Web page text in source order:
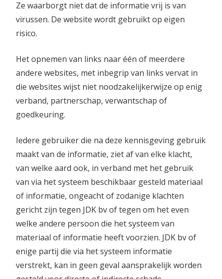
Ze waarborgt niet dat de informatie vrij is van
virussen. De website wordt gebruikt op eigen
risico.
Het opnemen van links naar één of meerdere
andere websites, met inbegrip van links vervat in
die websites wijst niet noodzakelijkerwijze op enig
verband, partnerschap, verwantschap of
goedkeuring.
Iedere gebruiker die na deze kennisgeving gebruik
maakt van de informatie, ziet af van elke klacht,
van welke aard ook, in verband met het gebruik
van via het systeem beschikbaar gesteld materiaal
of informatie, ongeacht of zodanige klachten
gericht zijn tegen JDK bv of tegen om het even
welke andere persoon die het systeem van
materiaal of informatie heeft voorzien. JDK bv of
enige partij die via het systeem informatie
verstrekt, kan in geen geval aansprakelijk worden